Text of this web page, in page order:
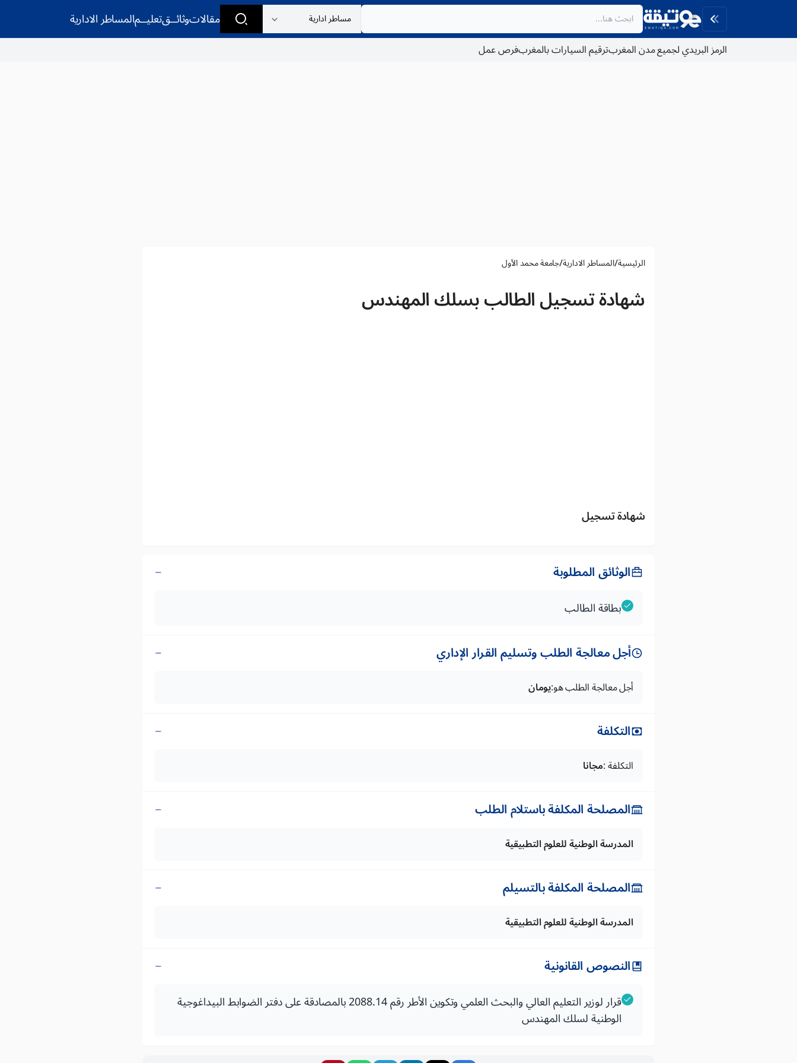
مقالاتوثائــقتعليــمالمساطر الادارية
الرمز البريدي لجميع مدن المغربترقيم السيارات بالمغربفرص عمل
الرئيسية/المساطر الادارية/جامعة محمد الأول
شهادة تسجيل الطالب بسلك المهندس
شهادة تسجيل
الوثائق المطلوبة
بطاقة الطالب
أجل معالجة الطلب وتسليم القرار الإداري
أجل معالجة الطلب هو:يومان
التكلفة
التكلفة :مجانا
المصلحة المكلفة باستلام الطلب
المدرسة الوطنية للعلوم التطبيقية
المصلحة المكلفة بالتسيلم
المدرسة الوطنية للعلوم التطبيقية
النصوص القانونية
قرار لوزير التعليم العالي والبحث العلمي وتكوين الأطر رقم 2088.14 بالمصادقة على دفتر الضوابط البيداغوجية
الوطنية لسلك المهندس